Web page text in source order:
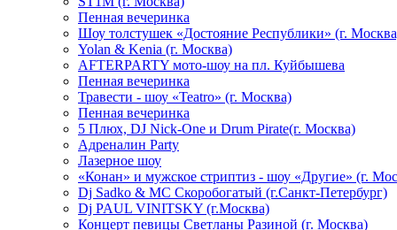
Пенная вечеринка
Шоу толстушек «Достояние Республики» (г.
Yolan & Kenia (г. Москва)
AFTERPARTY мото-шоу на пл. Куйбышева
Пенная вечеринка
Травести - шоу «Teatro» (г. Москва)
Пенная вечеринка
5 Плюх, DJ Nick-One и Drum Pirate(г. Москва)
Адреналин Party
Лазерное шоу
«Конан» и мужское стриптиз - шоу «Другие» (г.
Dj Sadko & МС Скоробогатый (г.Санкт-Петербург)
Dj PAUL VINITSKY (г.Москва)
Концерт певицы Светланы Разиной (г. Москва)